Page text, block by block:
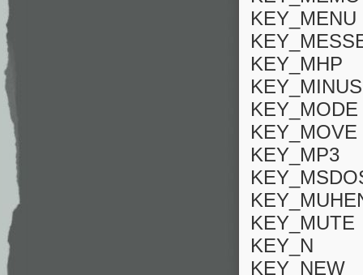
KEY_MENU
KEY_MHP
KEY_MINUS
KEY_MODE
KEY_MOVE
KEY_MP3
KEY_MUTE
KEY_N
KEY_NEW